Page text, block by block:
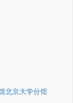
北京大学分馆